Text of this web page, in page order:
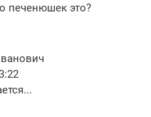
печенюшек это?